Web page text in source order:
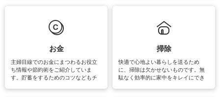
マットなどの大きな洗濯物も、正し
い洗い方をすれば自宅で洗うことが
報やお悩み解消のための情報をご紹
お金
主婦目線でのお金にまつわるお役立
ち情報や節約術をご紹介していま
す。貯蓄をするためのコツなどもチ
掃除
快適で心地よい暮らしを送るため
に、掃除は欠かせないものです。無
駄なく効率的に家中をキレイにでき